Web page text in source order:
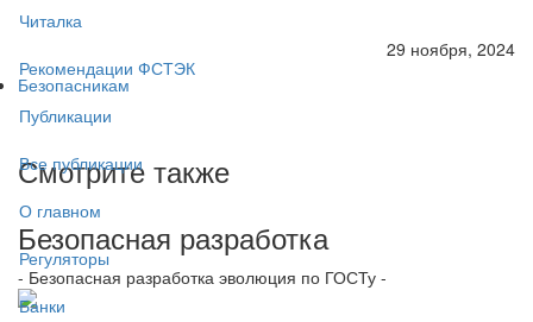
Читалка
Рекомендации ФСТЭК
Публикации
Все публикации
О главном
Регуляторы
Банки
29 ноября, 2024
Безопасникам
Смотрите также
Безопасная разработка
- Безопасная разработка эволюция по ГОСТу -